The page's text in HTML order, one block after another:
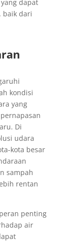
dapat
baik dari
kondisi
yang
Di
udara
kota besar
sampah
rentan
penting
air